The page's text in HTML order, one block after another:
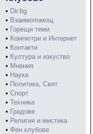
• Dir.bg
• Взаимопомощ
• Горещи теми
• Компютри и Интернет
• Контакти
• Култура и изкуство
• Мнения
• Наука
• Политика, Свят
• Спорт
• Техника
• Градове
• Религия и мистика
• Фен клубове